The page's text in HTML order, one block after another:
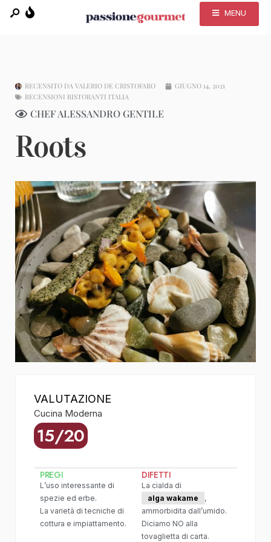
MENU
RECENSITO DA VALERIO DE CRISTOFARO
GIUGNO 14, 2021
RECENSIONI RISTORANTI ITALIA
CHEF ALESSANDRO GENTILE
Roots
VALUTAZIONE
Cucina Moderna
15/20
PREGI
L’uso interessante di
spezie ed erbe.
La varietà di tecniche di
cottura e impiattamento.
DIFETTI
La cialda di
alga wakame
,
ammorbidita dall’umido.
Diciamo NO alla
tovaglietta di carta.